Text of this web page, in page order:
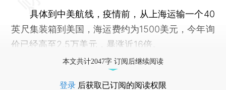
具体到中美航线，疫情前，从上海运输一个40
英尺集装箱到美国，海运费约为1500美元，今年询
价已经高至2.5万美元，暴涨近16倍。
本文共计2047字 订阅后继续阅读
登录 后获取已订阅的阅读权限